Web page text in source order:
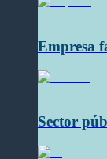
Empresa
Sector